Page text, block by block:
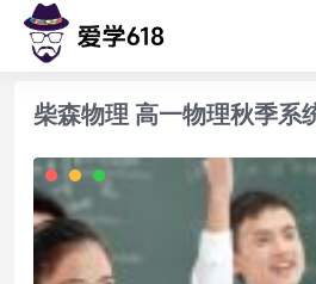
柴森物理 高一物理秋季系